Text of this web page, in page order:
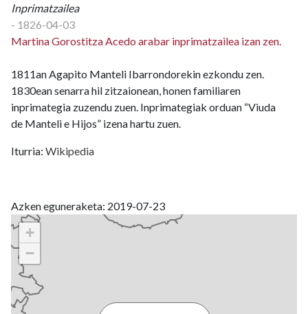
Inprimatzailea
- 1826-04-03
Martina Gorostitza Acedo arabar inprimatzailea izan zen.
1811an Agapito Manteli Ibarrondorekin ezkondu zen.
1830ean senarra hil zitzaionean, honen familiaren
inprimategia zuzendu zuen. Inprimategiak orduan “Viuda
de Manteli e Hijos” izena hartu zuen.
Iturria: Wikipedia
Azken eguneraketa: 2019-07-23
+
−